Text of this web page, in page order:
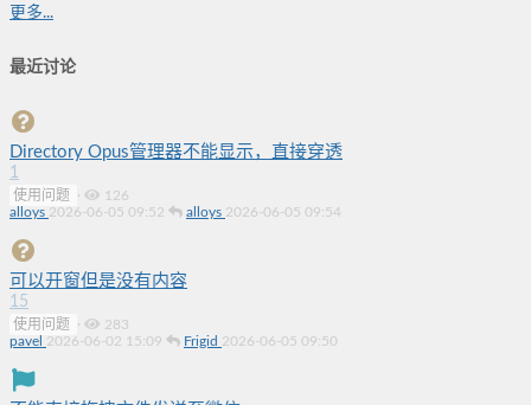
更多...
最近讨论
Directory Opus管理器不能显示，直接穿透
1
使用问题 ·
126
alloys 2026-06-05 09:52 alloys 2026-06-05 09:54
可以开窗但是没有内容
15
使用问题 ·
283
pavel 2026-06-02 15:09 Frigid 2026-06-05 09:50